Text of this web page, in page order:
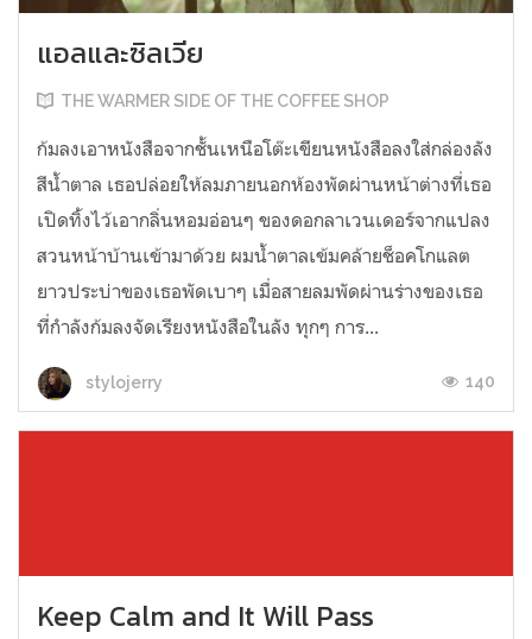
แอลและซิลเวีย
THE WARMER SIDE OF THE COFFEE SHOP
ก้มลงเอาหนังสือจากชั้นเหนือโต๊ะเขียนหนังสือลงใส่กล่องลัง
สีน้ำตาล เธอปล่อยให้ลมภายนอกห้องพัดผ่านหน้าต่างที่เธอ
เปิดทิ้งไว้เอากลิ่นหอมอ่อนๆ ของดอกลาเวนเดอร์จากแปลง
สวนหน้าบ้านเข้ามาด้วย ผมน้ำตาลเข้มคล้ายช็อคโกแลต
ยาวประบ่าของเธอพัดเบาๆ เมื่อสายลมพัดผ่านร่างของเธอ
ที่กำลังก้มลงจัดเรียงหนังสือในลัง ทุกๆ การ...
stylojerry 140
Keep Calm and It Will Pass